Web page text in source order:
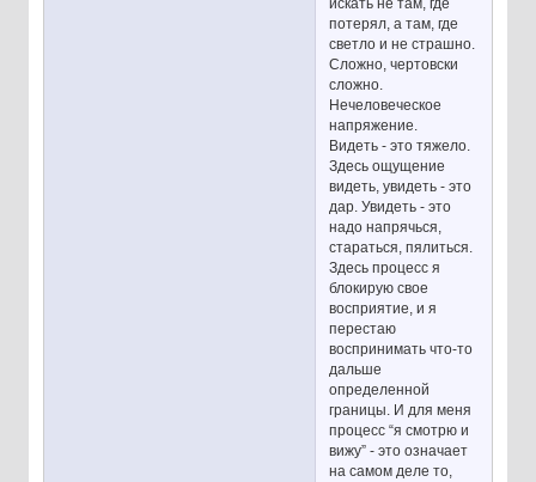
искать не там, где
потерял, а там, где
светло и не страшно.
Сложно, чертовски
сложно.
Нечеловеческое
напряжение.
Видеть - это тяжело.
Здесь ощущение
видеть, увидеть - это
дар. Увидеть - это
надо напрячься,
стараться, пялиться.
Здесь процесс я
блокирую свое
восприятие, и я
перестаю
воспринимать что-то
дальше
определенной
границы. И для меня
процесс “я смотрю и
вижу” - это означает
на самом деле то,